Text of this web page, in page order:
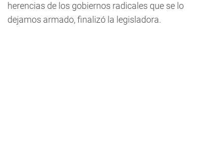
herencias de los gobiernos radicales que se lo
dejamos armado, finalizó la legisladora.